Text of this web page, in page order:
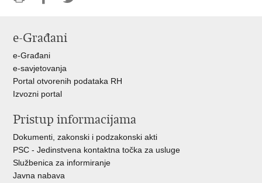
FacebookuTwitteru
e-Građani
e-Građani
e-savjetovanja
Portal otvorenih podataka RH
Izvozni portal
Pristup informacijama
Dokumenti, zakonski i podzakonski akti
PSC - Jedinstvena kontaktna točka za usluge
Službenica za informiranje
Javna nabava